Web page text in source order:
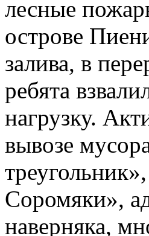
лесные
острове
залива, в
ребята
нагрузку.
вывозе
Соромяки»,
наверняка,